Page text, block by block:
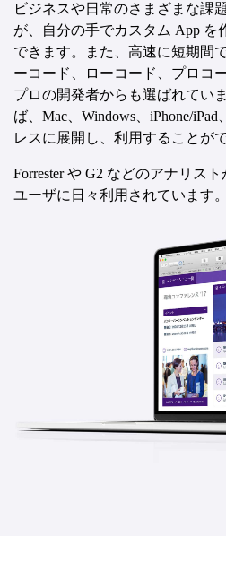
ビジネスや日常のさまざまな課
が、自分の手でカスタム App を
できます。また、高速に短期間
ーコード、ローコード、プロコ
プロの開発者からも選ばれてい
ば、Mac、Windows、iPhone/
レスに展開し、利用することが
Forrester や G2 などのアナリス
ユーザに日々利用されています。